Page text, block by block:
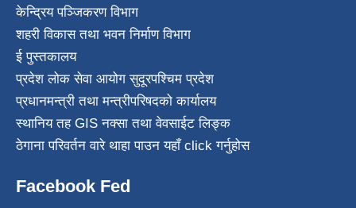
केन्द्रिय पञ्जिकरण विभाग
शहरी विकास तथा भवन निर्माण विभाग
ई पुस्तकालय
प्रदेश लोक सेवा आयोग सुदूरपश्चिम प्रदेश
प्रधानमन्त्री तथा मन्त्रीपरिषदको कार्यालय
स्थानिय तह GIS नक्सा तथा वेवसाईट लिङ्क
ठेगाना परिवर्तन वारे थाहा पाउन यहाँ click गर्नुहोस
Facebook Fed